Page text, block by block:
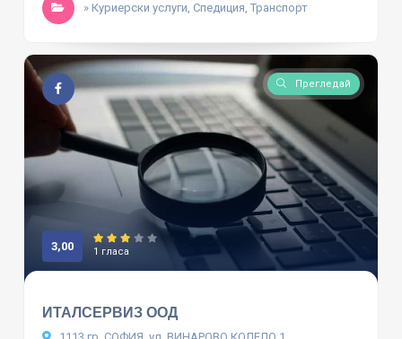
» Куриерски услуги, Спедиция, Транспорт
Прегледай
3,00 1 гласа
ИТАЛСЕРВИЗ ООД